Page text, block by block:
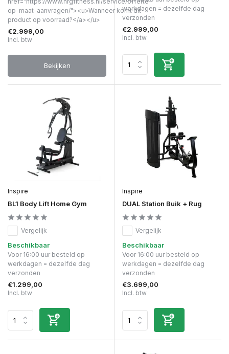
op-maat-aanvragen/"><u>Wanneer komt dit
product op voorraad?</a></u>
€2.999,00
Incl. btw
Bekijken
werkdagen = dezelfde dag
verzonden
€2.999,00
Incl. btw
Inspire
BL1 Body Lift Home Gym
Vergelijk
Beschikbaar
Voor 16:00 uur besteld op
werkdagen = dezelfde dag
verzonden
€1.299,00
Incl. btw
Inspire
DUAL Station Buik + Rug
Vergelijk
Beschikbaar
Voor 16:00 uur besteld op
werkdagen = dezelfde dag
verzonden
€3.699,00
Incl. btw